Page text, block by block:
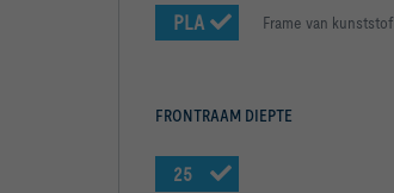
PLA Frame van kunststof
FRONTRAAM DIEPTE
25